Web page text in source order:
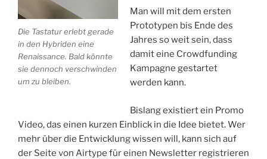
Die Tastatur erlebt gerade
in den Hybriden eine
Renaissance. Bald könnte
sie dennoch verschwinden
um zu bleiben.
Man will mit dem ersten
Prototypen bis Ende des
Jahres so weit sein, dass
damit eine Crowdfunding
Kampagne gestartet
werden kann.
Bislang existiert ein Promo
Video, das einen kurzen Einblick in die Idee bietet. Wer
mehr über die Entwicklung wissen will, kann sich auf
der Seite von Airtype für einen Newsletter registrieren